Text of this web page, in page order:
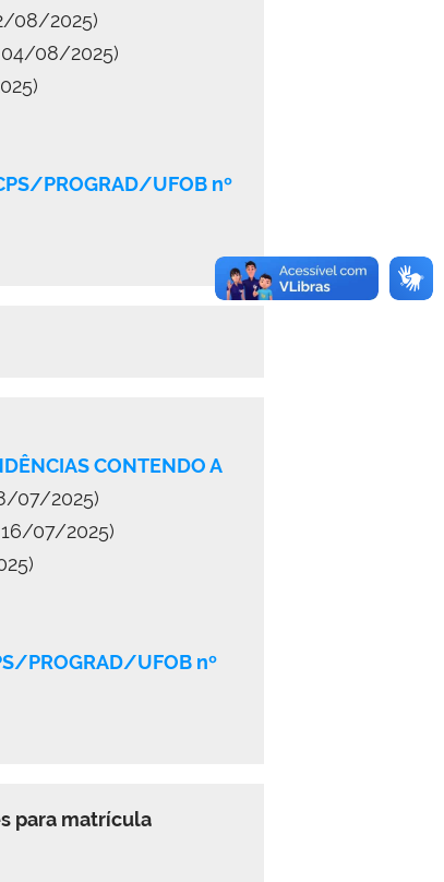
08/2025)
08/2025)
PROGRAD/UFOB nº
CONTENDO A
07/2025)
07/2025)
PROGRAD/UFOB nº
para matrícula